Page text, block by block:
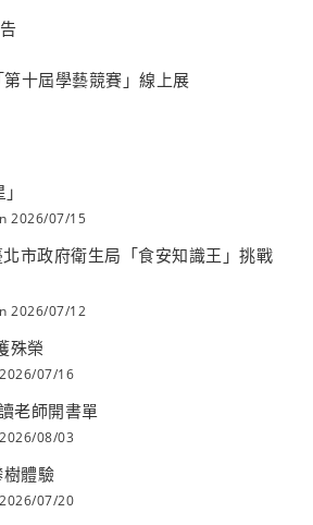
十屆學藝競賽」線上展
2026/07/15
市政府衛生局「食安知識王」挑戰
2026/07/12
殊榮
07/16
老師開書單
08/03
體驗
07/20